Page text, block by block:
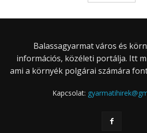
Balassagyarmat város és
információs, közéleti portálja. Itt
ami a környék polgárai számára
Kapcsolat: